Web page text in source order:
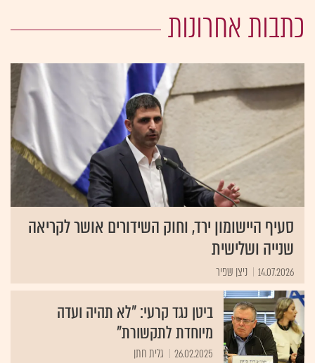
כתבות אחרונות
סעיף היישומון ירד, וחוק השידורים אושר לקריאה
שנייה ושלישית
14.07.2026 ניצן שפיר
ביטן נגד קרעי: "לא תהיה ועדה
מיוחדת לתקשורת"
26.02.2025 גלית חתן